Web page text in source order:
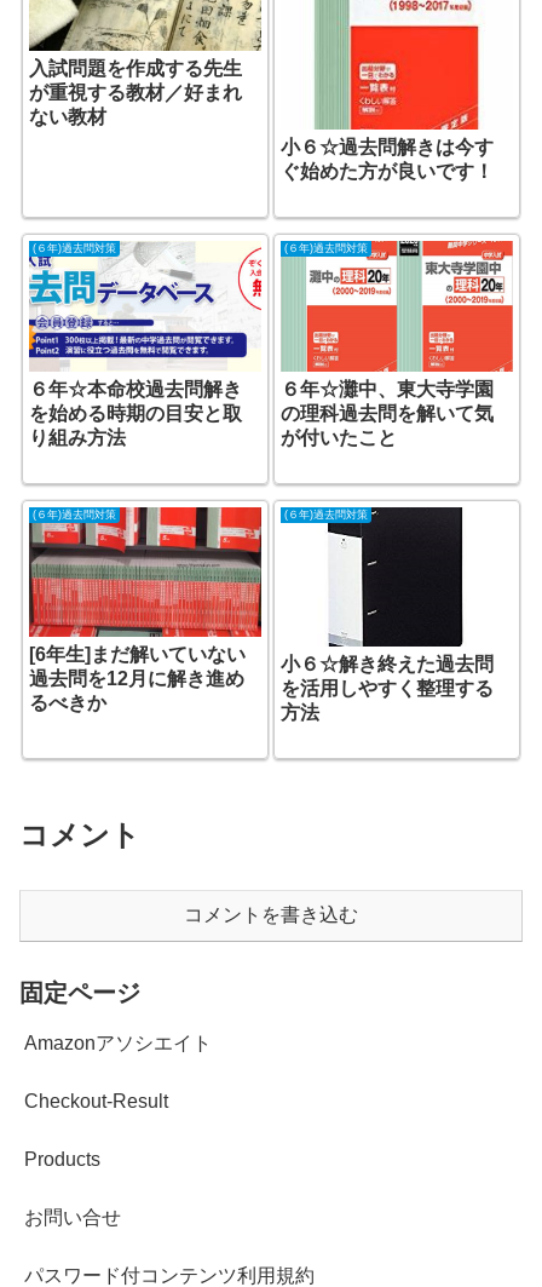
入試問題を作成する先生
が重視する教材／好まれ
ない教材
小６☆過去問解きは今す
ぐ始めた方が良いです！
(６年)過去問対策
６年☆本命校過去問解き
を始める時期の目安と取
り組み方法
(６年)過去問対策
６年☆灘中、東大寺学園
の理科過去問を解いて気
が付いたこと
(６年)過去問対策
[6年生]まだ解いていない
過去問を12月に解き進め
るべきか
(６年)過去問対策
小６☆解き終えた過去問
を活用しやすく整理する
方法
コメント
コメントを書き込む
固定ページ
Amazonアソシエイト
Checkout-Result
Products
お問い合せ
パスワード付コンテンツ利用規約